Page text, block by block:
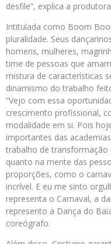
desfile”, explica a
Intitulada como Boom
pluralidade. Seus
homens, mulheres,
time de pessoas que
mistura de características
dinamismo do trabalho
“Vejo com essa
crescimento profissional,
modalidade em si. Pois
importantes das
trabalho de
quanto na mente das
proporções, como o
incrível. E eu me sinto
representa o Carnaval, a
represento a Dança do
coreógrafo.